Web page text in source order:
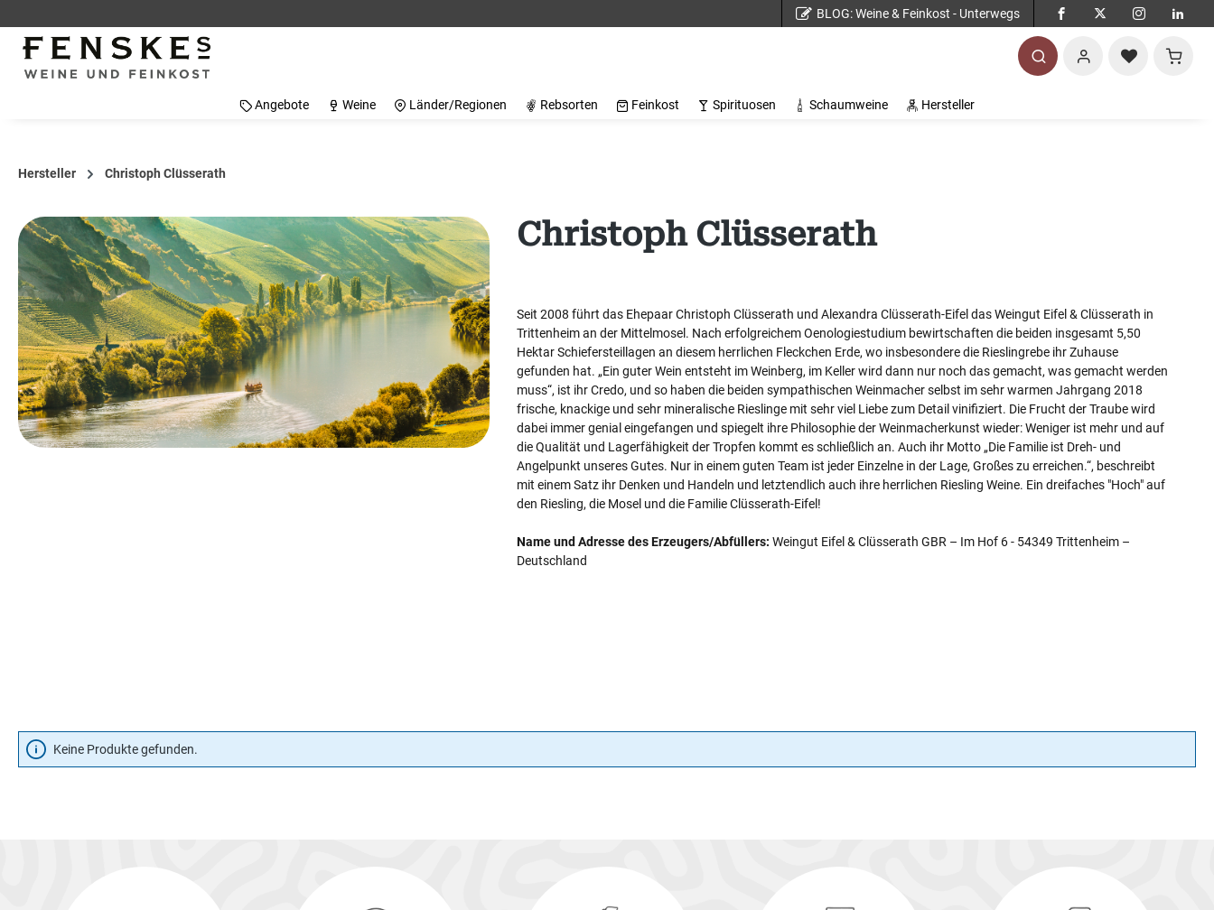
BLOG: Weine & Feinkost - Unterwegs
Angebote Weine Länder/Regionen Rebsorten Feinkost Spirituosen Schaumweine Hersteller
Hersteller Christoph Clüsserath
Christoph Clüsserath
Seit 2008 führt das Ehepaar Christoph Clüsserath und Alexandra Clüsserath-Eifel das Weingut Eifel & Clüsserath in
Trittenheim an der Mittelmosel. Nach erfolgreichem Oenologiestudium bewirtschaften die beiden insgesamt 5,50
Hektar Schiefersteillagen an diesem herrlichen Fleckchen Erde, wo insbesondere die Rieslingrebe ihr Zuhause
gefunden hat. „Ein guter Wein entsteht im Weinberg, im Keller wird dann nur noch das gemacht, was gemacht werden
muss“, ist ihr Credo, und so haben die beiden sympathischen Weinmacher selbst im sehr warmen Jahrgang 2018
frische, knackige und sehr mineralische Rieslinge mit sehr viel Liebe zum Detail vinifiziert. Die Frucht der Traube wird
dabei immer genial eingefangen und spiegelt ihre Philosophie der Weinmacherkunst wieder: Weniger ist mehr und auf
die Qualität und Lagerfähigkeit der Tropfen kommt es schließlich an. Auch ihr Motto „Die Familie ist Dreh- und
Angelpunkt unseres Gutes. Nur in einem guten Team ist jeder Einzelne in der Lage, Großes zu erreichen.“, beschreibt
mit einem Satz ihr Denken und Handeln und letztendlich auch ihre herrlichen Riesling Weine. Ein dreifaches "Hoch" auf
den Riesling, die Mosel und die Familie Clüsserath-Eifel!
Name und Adresse des Erzeugers/Abfüllers: Weingut Eifel & Clüsserath GBR – Im Hof 6 - 54349 Trittenheim –
Deutschland
Keine Produkte gefunden.